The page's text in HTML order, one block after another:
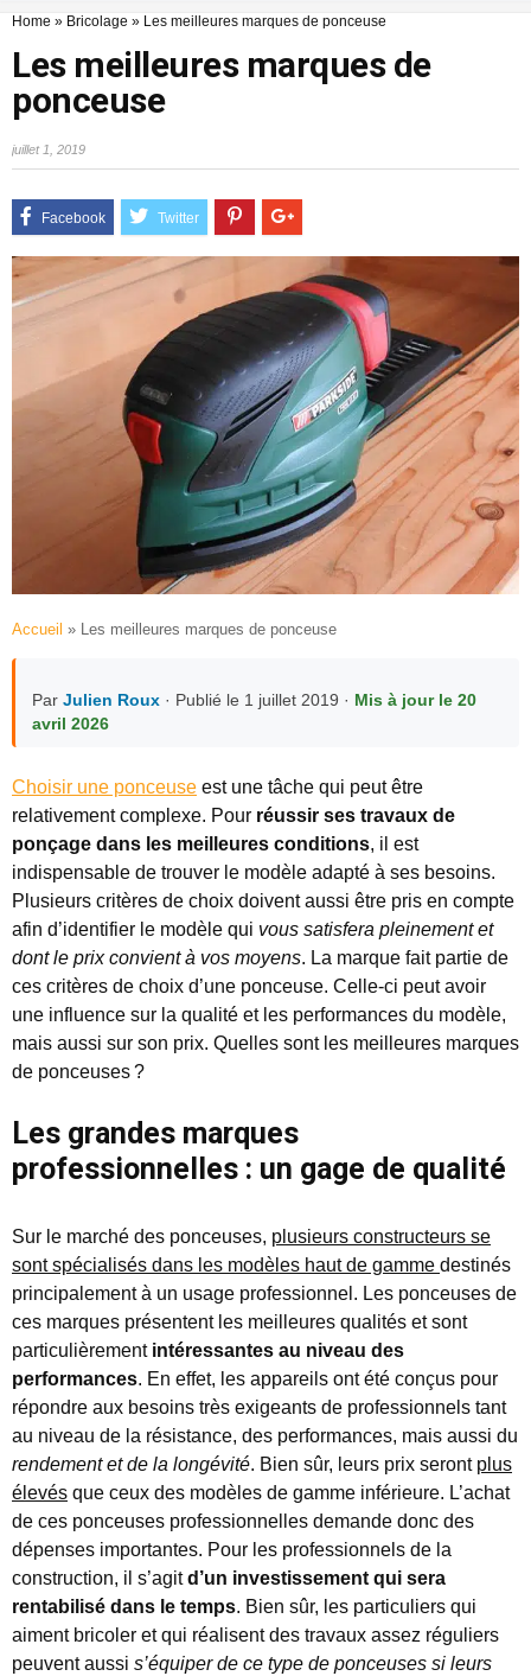
Home » Bricolage » Les meilleures marques de ponceuse
Les meilleures marques de
ponceuse
juillet 1, 2019
Accueil » Les meilleures marques de ponceuse
Par Julien Roux · Publié le 1 juillet 2019 · Mis à jour le 20
avril 2026
Choisir une ponceuse est une tâche qui peut être
relativement complexe. Pour réussir ses travaux de
ponçage dans les meilleures conditions, il est
indispensable de trouver le modèle adapté à ses besoins.
Plusieurs critères de choix doivent aussi être pris en compte
afin d’identifier le modèle qui vous satisfera pleinement et
dont le prix convient à vos moyens. La marque fait partie de
ces critères de choix d’une ponceuse. Celle-ci peut avoir
une influence sur la qualité et les performances du modèle,
mais aussi sur son prix. Quelles sont les meilleures marques
de ponceuses ?
Les grandes marques
professionnelles : un gage de qualité
Sur le marché des ponceuses, plusieurs constructeurs se
sont spécialisés dans les modèles haut de gamme destinés
principalement à un usage professionnel. Les ponceuses de
ces marques présentent les meilleures qualités et sont
particulièrement intéressantes au niveau des
performances. En effet, les appareils ont été conçus pour
répondre aux besoins très exigeants de professionnels tant
au niveau de la résistance, des performances, mais aussi du
rendement et de la longévité. Bien sûr, leurs prix seront plus
élevés que ceux des modèles de gamme inférieure. L’achat
de ces ponceuses professionnelles demande donc des
dépenses importantes. Pour les professionnels de la
construction, il s’agitd’un investissement qui sera
rentabilisé dans le temps. Bien sûr, les particuliers qui
aiment bricoler et qui réalisent des travaux assez réguliers
peuvent aussi s’équiper de ce type de ponceuses si leurs